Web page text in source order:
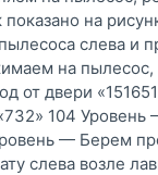
показано на
слева и
на
от двери
104 Уровень
— Берем
слева возле